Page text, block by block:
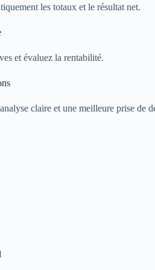
les totaux et le résultat net.
et évaluez la rentabilité.
claire et une meilleure prise de